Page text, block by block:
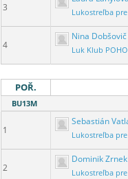
3 Lukostreľba
4
Nina Dobšovič
Luk Klub
POŘ.
BU13M
1
Sebastián
Lukostreľba
2
Dominik Zrnek
Lukostreľba